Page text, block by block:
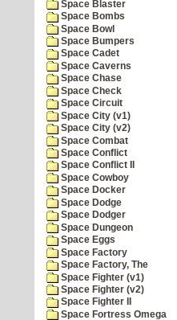
Space Blaster
Space Bombs
Space Bowl
Space Bumpers
Space Cadet
Space Caverns
Space Chase
Space Check
Space Circuit
Space City (v1)
Space City (v2)
Space Combat
Space Conflict
Space Conflict II
Space Cowboy
Space Docker
Space Dodge
Space Dodger
Space Dungeon
Space Eggs
Space Factory
Space Factory, The
Space Fighter (v1)
Space Fighter (v2)
Space Fighter II
Space Fortress Omega